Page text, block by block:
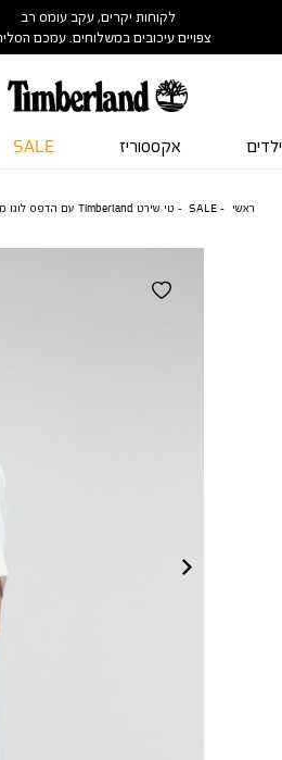
לקוחות יקרים, עקב עומס רב
צפויים עיכובים במשלוחים. עמכם
ילדים אקססוריז SALE
ראשי SALE טי שירט Timberland עם הדפס לוגו מרובע לגברים